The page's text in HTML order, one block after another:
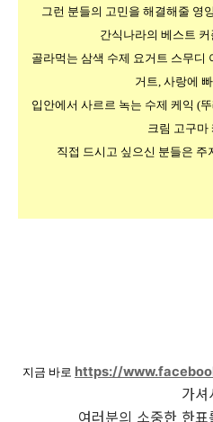
그런 분들의 고민을 해결해줄 영
간식나라의 베스트
골라먹는 삼색 수제 요거트 스무디
거트, 사랑에
입안에서 사르르 녹는 수제 케익 (
크림 고구마
직접 드시고 싶으신 분들은
지금 바로 https://
가셔
여러분의 소중한 한